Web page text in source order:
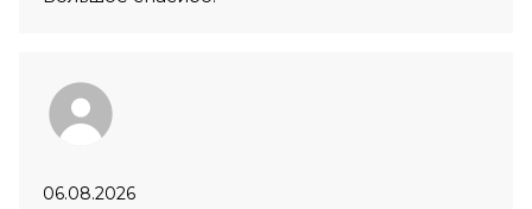
06.08.2026